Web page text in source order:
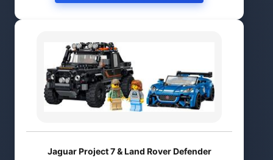
Jaguar Project 7 & Land Rover Defender